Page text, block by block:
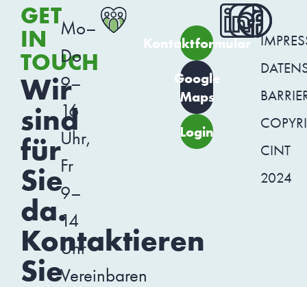
GET
IN
TOUCH
Wir
sind
für
Sie
da.
Kontaktieren
Sie
Mo–
Do
9–
16
Uhr,
Fr
9–
14
Uhr
Vereinbaren
Kontaktformular
Google
Maps
Login
CINT
2024